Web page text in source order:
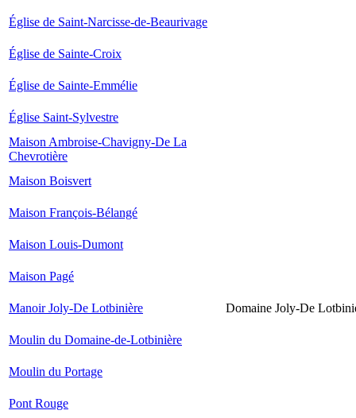
Église de Saint-Narcisse-de-Beaurivage
Église de Sainte-Croix
Église de Sainte-Emmélie
Église Saint-Sylvestre
Maison Ambroise-Chavigny-De La
Chevrotière
Maison Boisvert
Maison François-Bélangé
Maison Louis-Dumont
Maison Pagé
Manoir Joly-De Lotbinière Domaine Joly-De
Moulin du Domaine-de-Lotbinière
Moulin du Portage
Pont Rouge